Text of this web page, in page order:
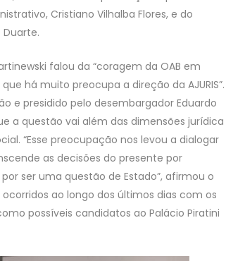
Cristiano Vilhalba Flores, e do
falou da “coragem da OAB em
há muito preocupa a direção da AJURIS”.
e presidido pelo desembargador Eduardo
a questão vai além das dimensões jurídica
“Esse preocupação nos levou a dialogar
as decisões do presente por
ser uma questão de Estado”, afirmou o
ao longo dos últimos dias com os
possíveis candidatos ao Palácio Piratini